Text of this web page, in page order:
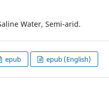
Water, Semi-arid.
epub epub (English)